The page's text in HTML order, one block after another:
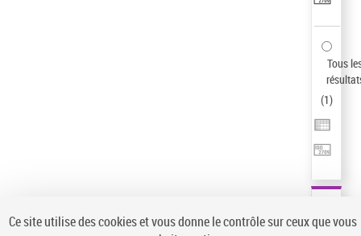
Tous
(1)
Ce site utilise des cookies et vous donne le contrôle sur ceux que vous